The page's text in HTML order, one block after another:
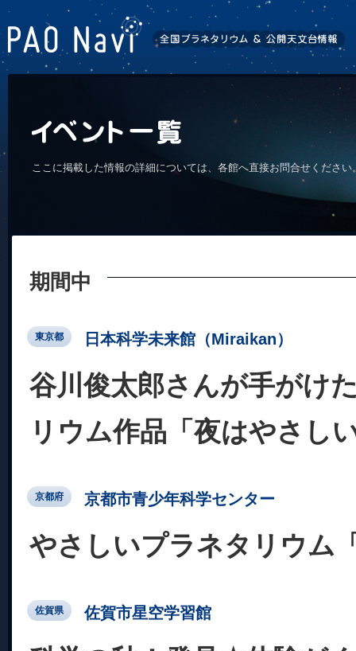
ここに掲載した情報の詳細については、各館へ直接お問合せくださ
期間中
東京都 日本科学未来館（Miraikan）
谷川俊太郎さんが手がけ
リウム作品「夜はやさし
京都府 京都市青少年科学センター
やさしいプラネタリウム
佐賀県 佐賀市星空学習館